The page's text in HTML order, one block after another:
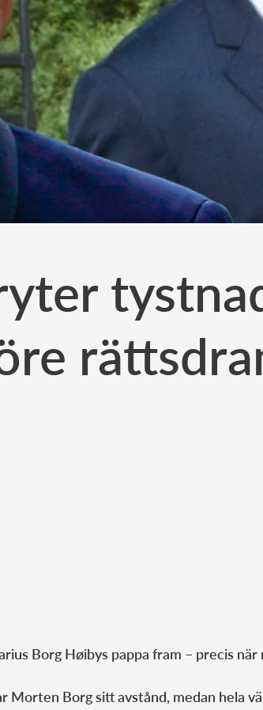
Borg Høibys pappa fram – precis
Morten Borg sitt avstånd, medan hela